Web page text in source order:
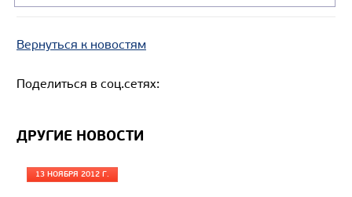
Вернуться к новостям
Поделиться в соц.сетях:
ДРУГИЕ НОВОСТИ
13 НОЯБРЯ 2012 Г.